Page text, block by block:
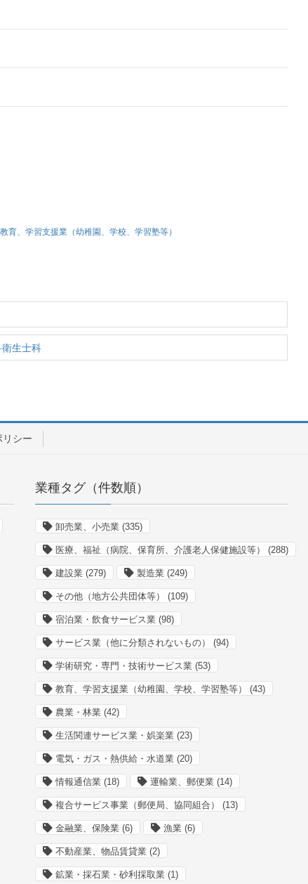
教育、学習支援業（幼稚園、学校、学習塾等）
生士科
リシー
業種タグ（件数順）
卸売業、小売業 (335)
医療、福祉（病院、保育所、介護老人保健施設等） (288)
建設業 (279) 製造業 (249)
その他（地方公共団体等） (109)
宿泊業・飲食サービス業 (98)
サービス業（他に分類されないもの） (94)
学術研究・専門・技術サービス業 (53)
教育、学習支援業（幼稚園、学校、学習塾等） (43)
農業・林業 (42)
生活関連サービス業・娯楽業 (23)
電気・ガス・熱供給・水道業 (20)
情報通信業 (18) 運輸業、郵便業 (14)
複合サービス事業（郵便局、協同組合） (13)
金融業、保険業 (6) 漁業 (6)
不動産業、物品賃貸業 (2)
鉱業・採石業・砂利採取業 (1)